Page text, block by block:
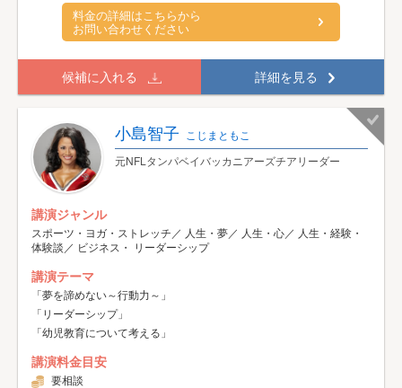
料金の詳細はこちらから
お問い合わせください
候補に入れる 詳細を見る
小島智子
こじまともこ
元NFLタンパベイバッカニアーズチアリーダー
講演ジャンル
スポーツ・ヨガ・ストレッチ／ 人生・夢／ 人生・心／ 人生・経験・
体験談／ ビジネス・ リーダーシップ
講演テーマ
「夢を諦めない～行動力～」
「リーダーシップ」
「幼児教育について考える」
講演料金目安
要相談